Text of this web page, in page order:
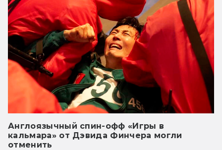
Англоязычный спин-офф «Игры в
кальмара» от Дэвида Финчера могли
отменить